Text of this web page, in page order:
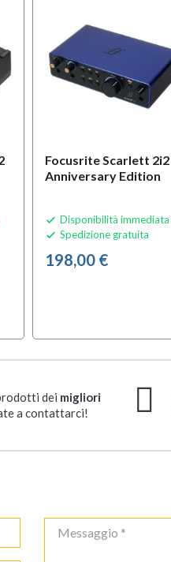
Focusrite Scarlett 2i2
Anniversary Edition
 Disponibilità immediata
 Spedizione gratuita
198,00 €
dei migliori
a contattarci!